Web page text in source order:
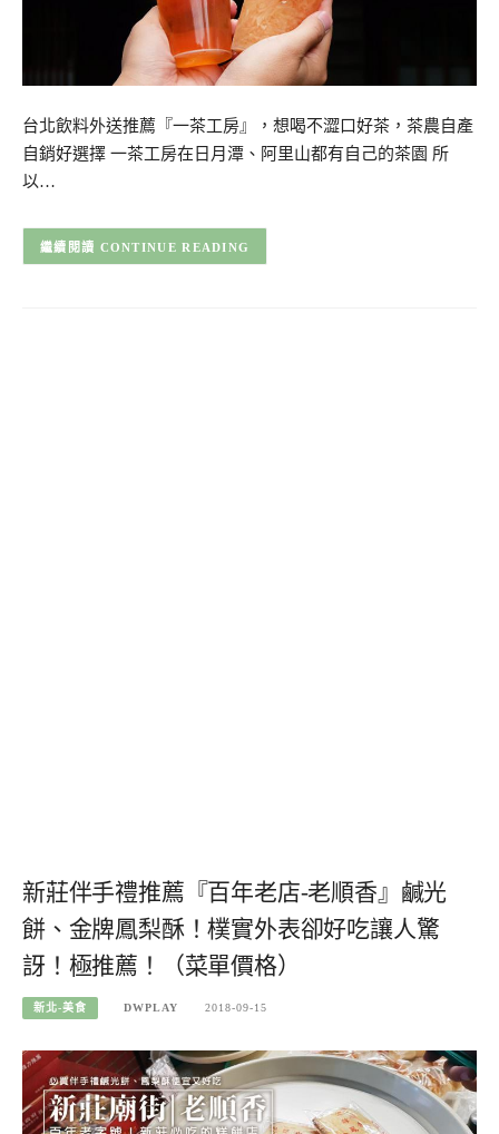
台北飲料外送推薦『一茶工房』，想喝不澀口好茶，茶農自產
自銷好選擇 一茶工房在日月潭、阿里山都有自己的茶園 所
以…
CONTINUE READING
新莊伴手禮推薦『百年老店-老順香』鹹光
餅、金牌鳳梨酥！樸實外表卻好吃讓人驚
訝！極推薦！（菜單價格）
新北-美食 DWPLAY 2018-09-15